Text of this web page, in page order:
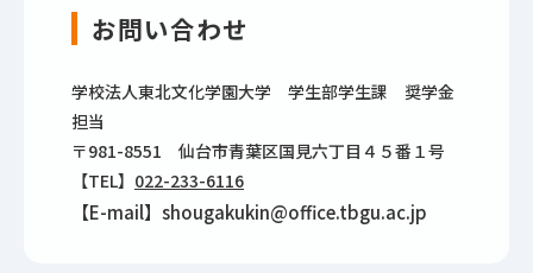
お問い合わせ
学校法人東北文化学園大学 学生部学生課 奨学金
担当
〒981-8551 仙台市青葉区国見六丁目４５番１号
【TEL】 022-233-6116
【E-mail】shougakukin@office.tbgu.ac.jp